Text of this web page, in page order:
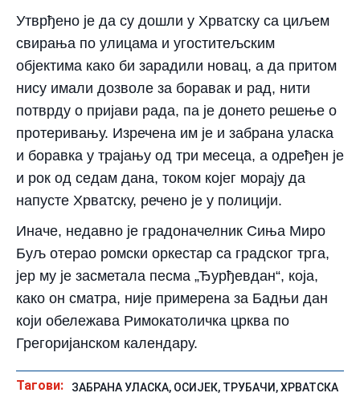
Утврђено је да су дошли у Хрватску са циљем
свирања по улицама и угоститељским
објектима како би зарадили новац, а да притом
нису имали дозволе за боравак и рад, нити
потврду о пријави рада, па је донето решење о
протеривању. Изречена им је и забрана уласка
и боравка у трајању од три месеца, а одређен је
и рок од седам дана, током којег морају да
напусте Хрватску, речено је у полицији.
Иначе, недавно је градоначелник Сиња Миро
Буљ отерао ромски оркестар са градског трга,
јер му је засметала песма „Ђурђевдан“, која,
како он сматра, није примерена за Бадњи дан
који обележава Римокатоличка црква по
Грегоријанском календару.
Тагови: ЗАБРАНА УЛАСКА, ОСИЈЕК, ТРУБАЧИ ,ХРВАТСКА